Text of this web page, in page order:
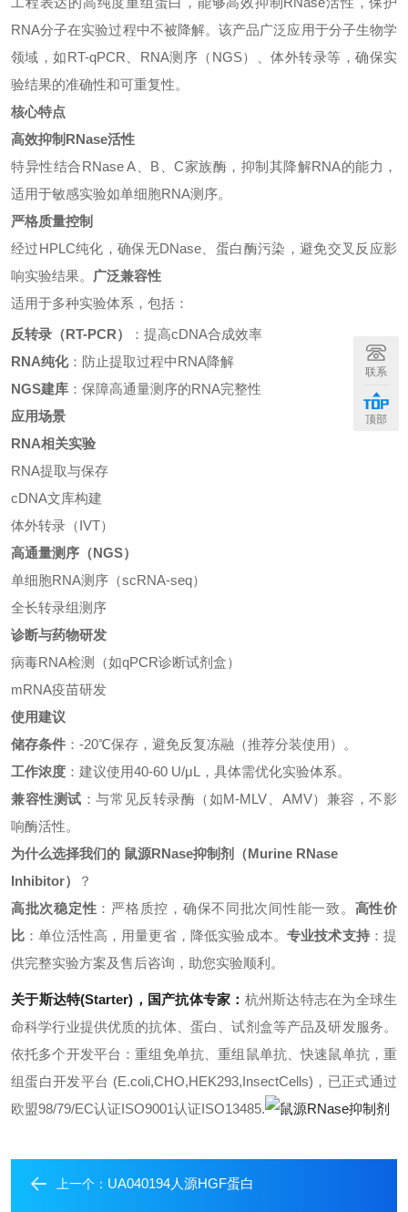
RNA分子在实验过程中不被降解。该产品广泛应用于分子生物学
领域，如RT-qPCR、RNA测序（NGS）、体外转录等，确保实
验结果的准确性和可重复性。
核心特点
高效抑制RNase活性
特异性结合RNase A、B、C家族酶，抑制其降解RNA的能力，
适用于敏感实验如单细胞RNA测序。
严格质量控制
经过HPLC纯化，确保无DNase、蛋白酶污染，避免交叉反应影
响实验结果。
广泛兼容性
适用于多种实验体系，包括：
反转录（RT-PCR）
：提高cDNA合成效率
RNA纯化：防止提取过程中RNA降解
NGS建库 ：保障高通量测序的RNA完整性
应用场景
RNA相关实验
RNA提取与保存
cDNA文库构建
体外转录（IVT）
高通量测序（NGS）
单细胞RNA测序（scRNA-seq）
全长转录组测序
诊断与药物研发
病毒RNA检测（如qPCR诊断试剂盒）
mRNA疫苗研发
使用建议
储存条件 ：-20℃保存，避免反复冻融（推荐分装使用）。
工作浓度 ：建议使用40-60 U/μL，具体需优化实验体系。
兼容性测试 ：与常见反转录酶（如M-MLV、AMV）兼容，不影
响酶活性。
为什么选择我们的 鼠源RNase抑制剂 （Murine RNase
Inhibitor）
？
高批次稳定性 ：严格质控，确保不同批次间性能一致。 高性价
比 ：单位活性高，用量更省，降低实验成本。 专业技术支持：提
供完整实验方案及售后咨询，助您实验顺利。
关于斯达特(Starter)，国产抗体专家： 杭州斯达特志在为全球生
命科学行业提供优质的抗体、蛋白、试剂盒等产品及研发服务。
依托多个开发平台：重组免单抗、重组鼠单抗、快速鼠单抗，重
组蛋白开发平台 (E.coli,CHO,HEK293,InsectCells)，已正式通过
欧盟98/79/EC认证ISO9001认证ISO13485.
上一个： UA040194人源HGF蛋白
联系
顶部